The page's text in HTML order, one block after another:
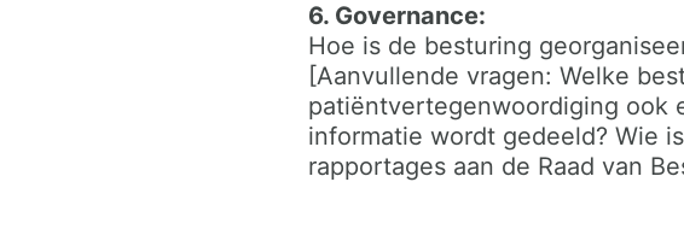
6. Governance:
Hoe is de besturing
[Aanvullende vragen: Welke
patiëntvertegenwoordiging ook
informatie wordt gedeeld? Wie
rapportages aan de Raad van